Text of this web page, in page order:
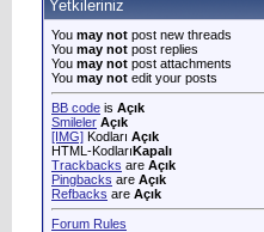
Yetkileriniz
You may not post new threads
You may not post replies
You may not post attachments
You may not edit your posts
BB code is Açık
Smileler Açık
[IMG] Kodları Açık
HTML-KodlarıKapalı
Trackbacks are Açık
Pingbacks are Açık
Refbacks are Açık
Forum Rules